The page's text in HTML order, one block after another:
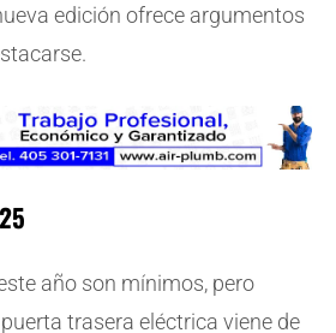
edición ofrece argumentos
año son mínimos, pero
trasera eléctrica viene de